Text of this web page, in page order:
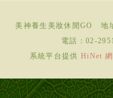
美神養生美妝休閒GO
地
電話： 02-
系統平台提供HiNet